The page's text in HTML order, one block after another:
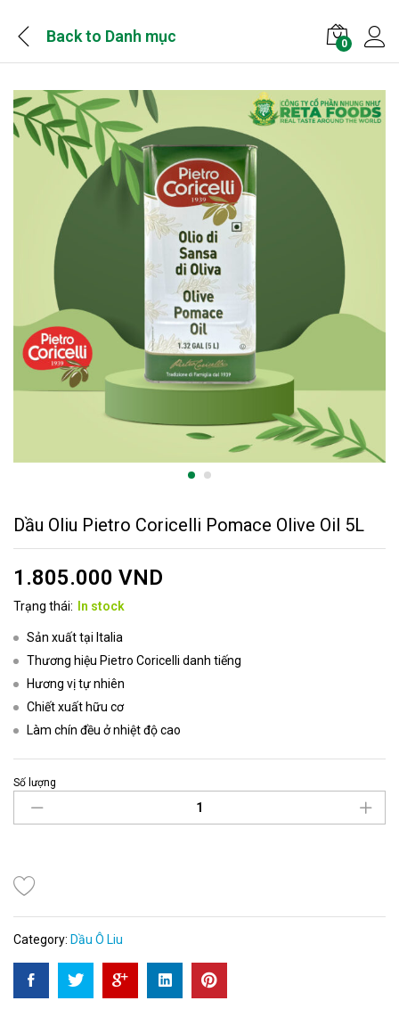
Back to Danh mục 0
Dầu Oliu Pietro Coricelli Pomace Olive Oil 5L
1.805.000 VND
Trạng thái: In stock
Sản xuất tại Italia
Thương hiệu Pietro Coricelli danh tiếng
Hương vị tự nhiên
Chiết xuất hữu cơ
Làm chín đều ở nhiệt độ cao
Số lượng
Category: Dầu Ô Liu